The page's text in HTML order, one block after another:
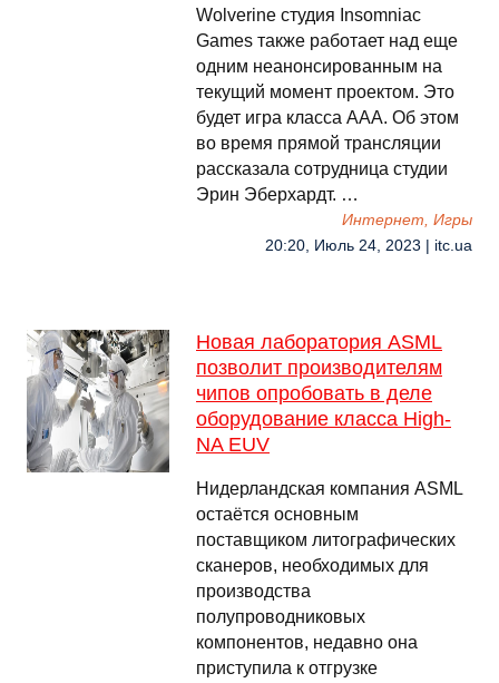
Wolverine студия Insomniac
Games также работает над еще
одним неанонсированным на
текущий момент проектом. Это
будет игра класса ААА. Об этом
во время прямой трансляции
рассказала сотрудница студии
Эрин Эберхардт. …
Интернет, Игры
20:20, Июль 24, 2023 | itc.ua
Новая лаборатория ASML
позволит производителям
чипов опробовать в деле
оборудование класса High-
NA EUV
Нидерландская компания ASML
остаётся основным
поставщиком литографических
сканеров, необходимых для
производства
полупроводниковых
компонентов, недавно она
приступила к отгрузке